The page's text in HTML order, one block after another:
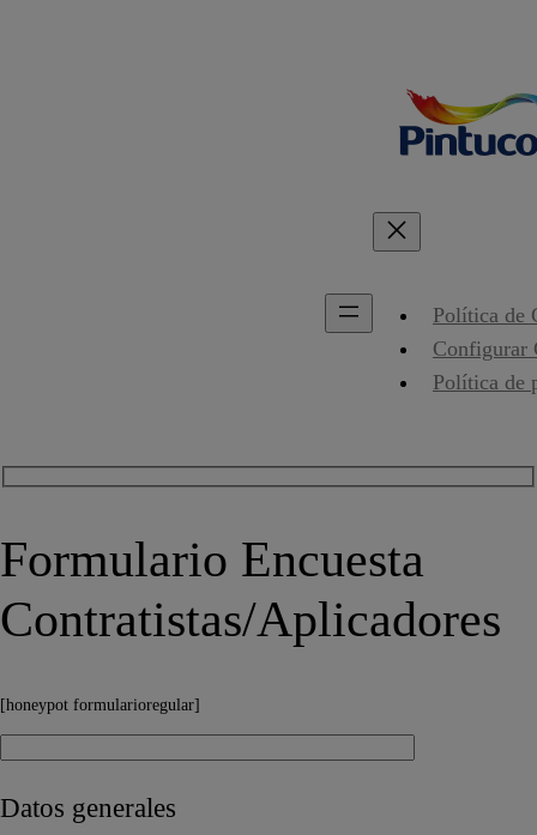
Política de
Configurar
Política de
Formulario Encuesta
Contratistas/Aplicadores
[honeypot formularioregular]
Datos generales